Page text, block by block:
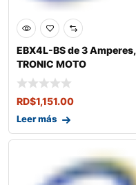
EBX4L-BS de 3 Amperes,
TRONIC MOTO
RD$1,151.00
Leer más